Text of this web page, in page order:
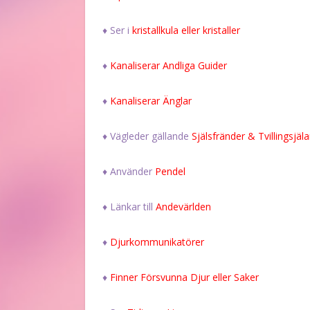
♦ Ser i kristallkula eller kristaller
♦ Kanaliserar Andliga Guider
♦ Kanaliserar Änglar
♦ Vägleder gällande Själsfränder &
♦ Använder Pendel
♦ Länkar till Andevärlden
♦ Djurkommunikatörer
♦ Finner Försvunna Djur eller Saker